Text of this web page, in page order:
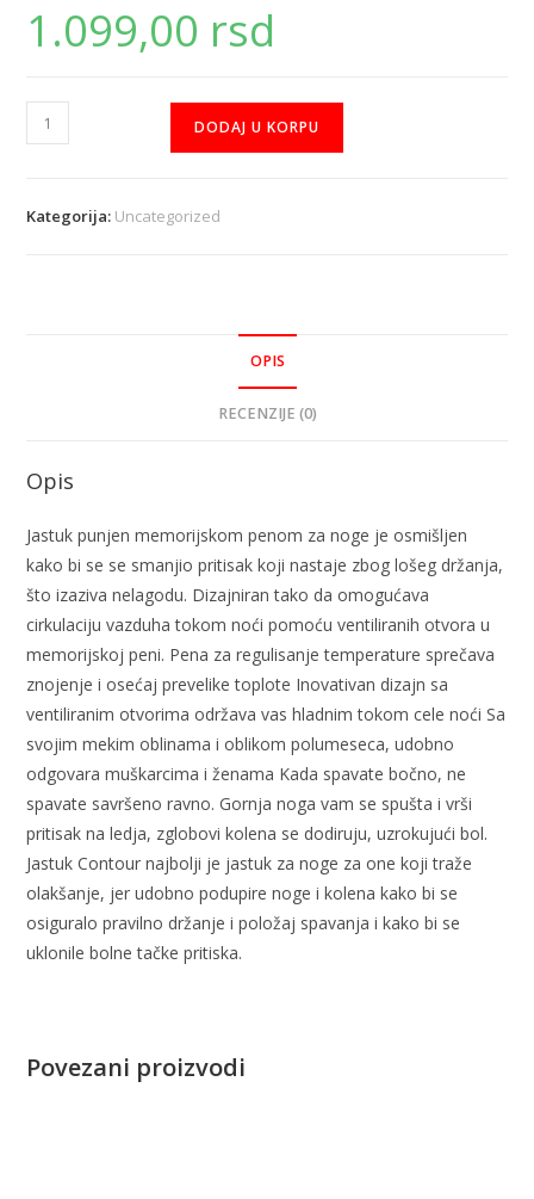
1.099,00 rsd
DODAJ U KORPU
Kategorija: Uncategorized
OPIS
RECENZIJE (0)
Opis
Jastuk punjen memorijskom penom za noge je osmišljen
kako bi se se smanjio pritisak koji nastaje zbog lošeg držanja,
što izaziva nelagodu. Dizajniran tako da omogućava
cirkulaciju vazduha tokom noći pomoću ventiliranih otvora u
memorijskoj peni. Pena za regulisanje temperature sprečava
znojenje i osećaj prevelike toplote Inovativan dizajn sa
ventiliranim otvorima održava vas hladnim tokom cele noći Sa
svojim mekim oblinama i oblikom polumeseca, udobno
odgovara muškarcima i ženama Kada spavate bočno, ne
spavate savršeno ravno. Gornja noga vam se spušta i vrši
pritisak na ledja, zglobovi kolena se dodiruju, uzrokujući bol.
Jastuk Contour najbolji je jastuk za noge za one koji traže
olakšanje, jer udobno podupire noge i kolena kako bi se
osiguralo pravilno držanje i položaj spavanja i kako bi se
uklonile bolne tačke pritiska.
Povezani proizvodi